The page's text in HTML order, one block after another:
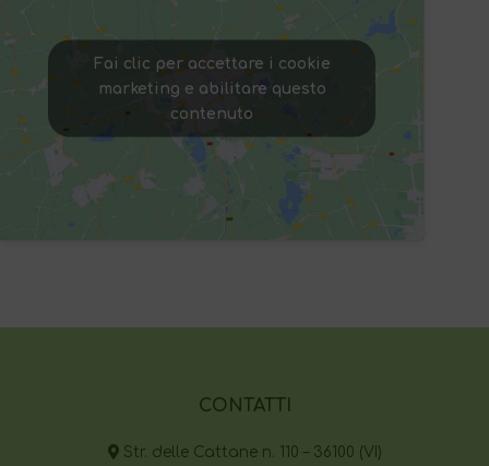
Fai clic per accettare i cookie
marketing e abilitare questo
contenuto
CONTATTI
Str. delle Cattane n. 110 – 36100 (VI)